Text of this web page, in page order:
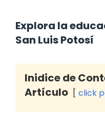
Explora la
San Luis Potosí
Inidice de
Artículo
click